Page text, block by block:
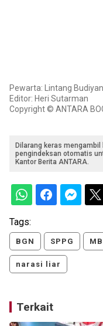
Pewarta: Lintang
Editor: Heri Sutarman
Copyright © ANTARA
Dilarang keras
pengindeksan otomatis
Kantor Berita ANTARA.
Tags:
BGN SPPG
narasi liar
Terkait